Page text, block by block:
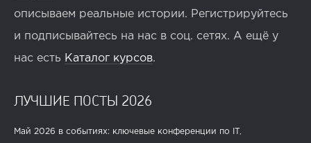
описываем реальные истории. Регистрируйтесь
и подписывайтесь на нас в соц. сетях. А ещё у
нас есть Каталог курсов.
ЛУЧШИЕ ПОСТЫ 2026
Май 2026 в событиях: ключевые конференции по IT,